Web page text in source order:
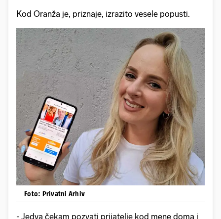
Kod Oranža je, priznaje, izrazito vesele popusti.
Foto: Privatni Arhiv
- Jedva čekam pozvati prijatelje kod mene doma i